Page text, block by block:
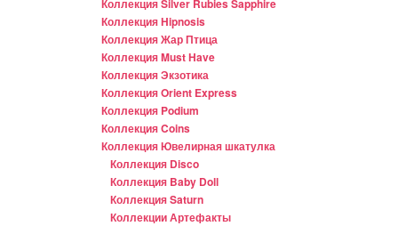
Коллекция Silver Rubies Sapphire
Коллекция Hipnosis
Коллекция Жар Птица
Коллекция Must Have
Коллекция Экзотика
Коллекция Orient Express
Коллекция Podium
Коллекция Coins
Коллекция Ювелирная шкатулка
Коллекция Disco
Коллекция Baby Doll
Коллекция Saturn
Коллекции Артефакты